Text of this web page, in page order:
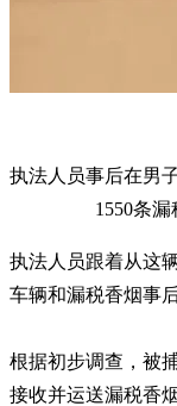
执法人员事后在男
1550条
执法人员跟着从这
车辆和漏税香烟事
根据初步调查，被
接收并运送漏税香烟